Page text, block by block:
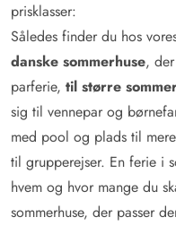
prisklasser:
Således finder du hos
danske sommerhuse,
parferie, til større
sig til vennepar og
med pool og plads til
til grupperejser. En ferie i
hvem og hvor mange du
sommerhuse, der passer